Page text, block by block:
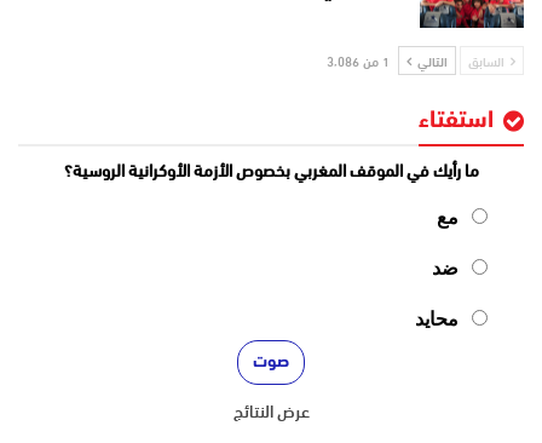
السابق التالي 1 من 3٬086
استفتاء
ما رأيك في الموقف المغربي بخصوص الأزمة الأوكرانية الروسية؟
مع
ضد
محايد
عرض النتائج